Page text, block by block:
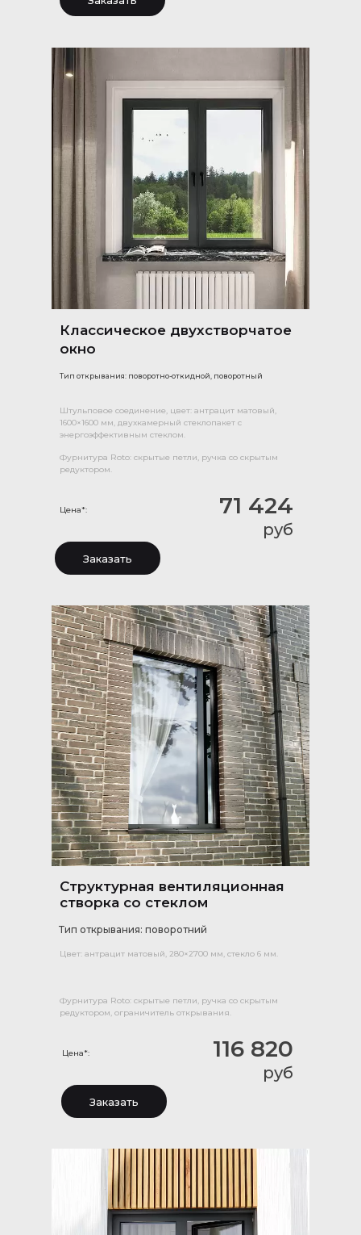
Классическое двухстворчатое
окно
Тип открывания: поворотно-откидной, поворотный
Цена*: 71 424
руб
Заказать
руб
Цена*: 116 820
Структурная вентиляционная
створка со стеклом
Тип открывания: поворотний
Цвет: антрацит матовый, 280×2700 мм, стекло 6 мм.
Фурнитура Roto: скрытые петли, ручка со скрытым
редуктором, ограничитель открывания.
Заказать
Штульповое соединение, цвет: антрацит матовый,
1600×1600 мм, двухкамерный стеклопакет с
энергоэффективным стеклом.
Фурнитура Roto: скрытые петли, ручка со скрытым
редуктором.